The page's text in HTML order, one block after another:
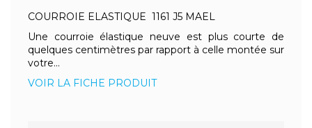
COURROIE ELASTIQUE 1161 J5 MAEL
Une courroie élastique neuve est plus courte de
quelques centimètres par rapport à celle montée sur
votre...
VOIR LA FICHE PRODUIT